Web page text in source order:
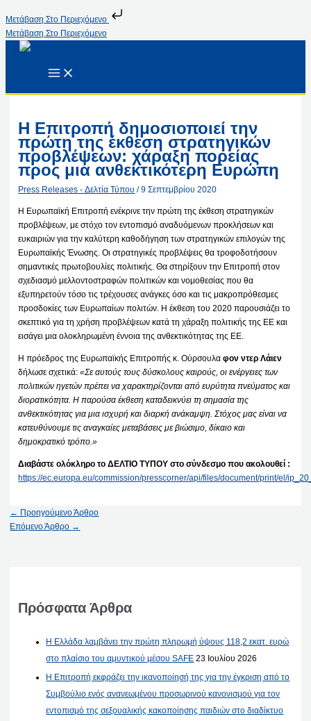
Μετάβαση Στο Περιεχόμενο
Μετάβαση Στο Περιεχόμενο
Η Επιτροπή δημοσιοποιεί την
πρώτη της έκθεση στρατηγικών
προβλέψεων: χάραξη πορείας
προς μια ανθεκτικότερη Ευρώπη
Press Releases - Δελτία Τύπου /9 Σεπτεμβρίου 2020
Η Ευρωπαϊκή Επιτροπή ενέκρινε την πρώτη της έκθεση στρατηγικών
προβλέψεων, με στόχο τον εντοπισμό αναδυόμενων προκλήσεων και
ευκαιριών για την καλύτερη καθοδήγηση των στρατηγικών επιλογών της
Ευρωπαϊκής Ένωσης. Οι στρατηγικές προβλέψεις θα τροφοδοτήσουν
σημαντικές πρωτοβουλίες πολιτικής. Θα στηρίξουν την Επιτροπή στον
σχεδιασμό μελλοντοστραφών πολιτικών και νομοθεσίας που θα
εξυπηρετούν τόσο τις τρέχουσες ανάγκες όσο και τις μακροπρόθεσμες
προσδοκίες των Ευρωπαίων πολιτών. Η έκθεση του 2020 παρουσιάζει το
σκεπτικό για τη χρήση προβλέψεων κατά τη χάραξη πολιτικής της ΕΕ και
εισάγει μια ολοκληρωμένη έννοια της ανθεκτικότητας της ΕΕ.
Η πρόεδρος της Ευρωπαϊκής Επιτροπής κ. Ούρσουλα φον ντερ Λάιεν
δήλωσε σχετικά:«Σε αυτούς τους δύσκολους καιρούς, οι ενέργειες των
πολιτικών ηγετών πρέπει να χαρακτηρίζονται από ευρύτητα πνεύματος και
διορατικότητα. Η παρούσα έκθεση καταδεικνύει τη σημασία της
ανθεκτικότητας για μια ισχυρή και διαρκή ανάκαμψη. Στόχος μας είναι να
κατευθύνουμε τις αναγκαίες μεταβάσεις με βιώσιμο, δίκαιο και
δημοκρατικό τρόπο.»
Διαβάστε ολόκληρο το ΔΕΛΤΙΟ ΤΥΠΟΥ στο σύνδεσμο που ακολουθεί :
https://ec.europa.eu/commission/presscorner/api/files/document/print/el/
← Προηγούμενο Άρθρο
Επόμενο Άρθρο →
Πρόσφατα Άρθρα
Η Ελλάδα λαμβάνει την πρώτη πληρωμή ύψους 118,2 εκατ. ευρώ
στο πλαίσιο του αμυντικού μέσου SAFE 23 Ιουλίου 2026
Η Επιτροπή εκφράζει την ικανοποίησή της για την έγκριση από το
Συμβούλιο ενός ανανεωμένου προσωρινού κανονισμού για τον
εντοπισμό της σεξουαλικής κακοποίησης παιδιών στο διαδίκτυο